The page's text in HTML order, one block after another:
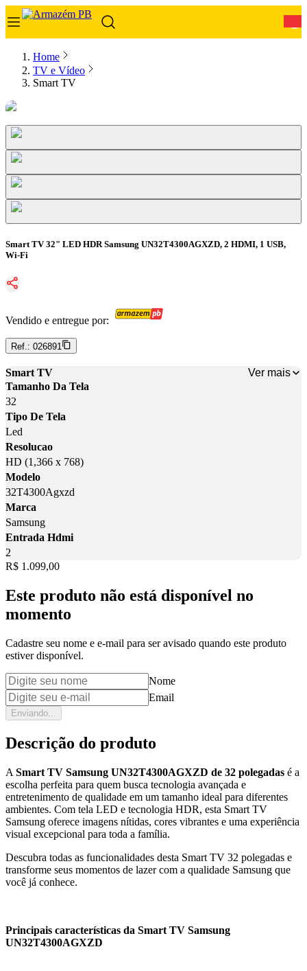
Home
TV e Vídeo
Smart TV
Smart TV 32" LED HDR Samsung UN32T4300AGXZD, 2 HDMI, 1 USB,
Wi-Fi
Vendido e entregue por:
Ref.: 026891
Smart TV
Ver mais
Tamanho Da Tela
32
Tipo De Tela
Led
Resolucao
HD (1,366 x 768)
Modelo
32T4300Agxzd
Marca
Samsung
Entrada Hdmi
2
Price:
R$ 1.099,00
Este produto não está disponível no
momento
Cadastre seu nome e e-mail para ser avisado quando este produto
estiver disponível.
Nome
Email
Enviando...
Descrição do produto
A Smart TV Samsung UN32T4300AGXZD de 32 polegadas é a
escolha perfeita para quem busca tecnologia avançada e
entretenimento de qualidade em um tamanho ideal para diferentes
ambientes. Com tela LED e tecnologia HDR, esta Smart TV
Samsung oferece imagens nítidas, cores vibrantes e uma experiência
visual excepcional para toda a família.
Descubra todas as funcionalidades desta Smart TV 32 polegadas e
transforme seus momentos de lazer com a qualidade Samsung que
você já conhece.
Principais características da Smart TV Samsung
UN32T4300AGXZD